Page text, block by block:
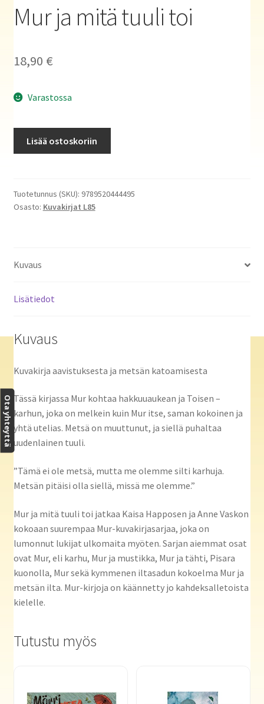
Mur ja mitä tuuli toi
18,90 €
Varastossa
toi
määrä
Lisää ostoskoriin
Tuotetunnus (SKU): 9789520444495
Osasto: Kuvakirjat L85
Kuvaus
Lisätiedot
Kuvaus
Kuvakirja aavistuksesta ja metsän katoamisesta
Tässä kirjassa Mur kohtaa hakkuuaukean ja Toisen –
karhun, joka on melkein kuin Mur itse, saman kokoinen ja
yhtä utelias. Metsä on muuttunut, ja siellä puhaltaa
uudenlainen tuuli.
”Tämä ei ole metsä, mutta me olemme silti karhuja.
Metsän pitäisi olla siellä, missä me olemme.”
Mur ja mitä tuuli toi jatkaa Kaisa Happosen ja Anne Vaskon
kokoaan suurempaa Mur-kuvakirjasarjaa, joka on
lumonnut lukijat ulkomaita myöten. Sarjan aiemmat osat
ovat Mur, eli karhu, Mur ja mustikka, Mur ja tähti, Pisara
kuonolla, Mur sekä kymmenen iltasadun kokoelma Mur ja
metsän ilta. Mur-kirjoja on käännetty jo kahdeksalletoista
kielelle.
Tutustu myös
Ota yhteyttä